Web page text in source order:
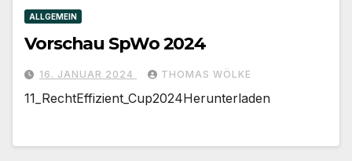
ALLGEMEIN
Vorschau SpWo 2024
16. JANUAR 2024 THOMAS WÖLKE
11_RechtEffizient_Cup2024Herunterladen